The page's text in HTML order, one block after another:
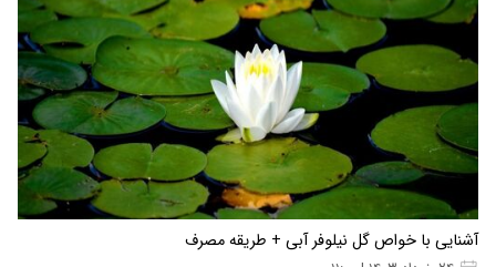
آشنایی با خواص گل نیلوفر آبی + طریقه مصرف